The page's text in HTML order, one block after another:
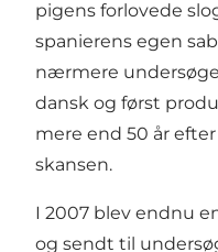
pigens forlovede
spanierens egen
nærmere
dansk og først
mere end 50 år
skansen.
I 2007 blev endnu
og sendt til